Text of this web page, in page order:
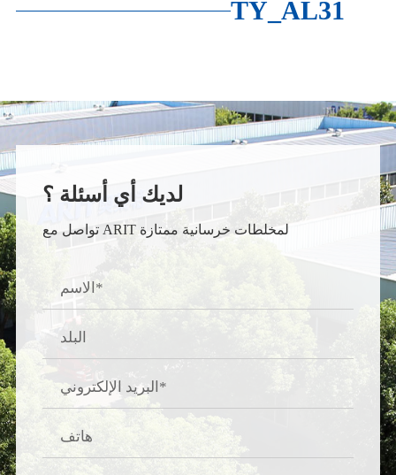
TY_AL31
لديك أي أسئلة ؟
تواصل مع ARIT لمخلطات خرسانية ممتازة